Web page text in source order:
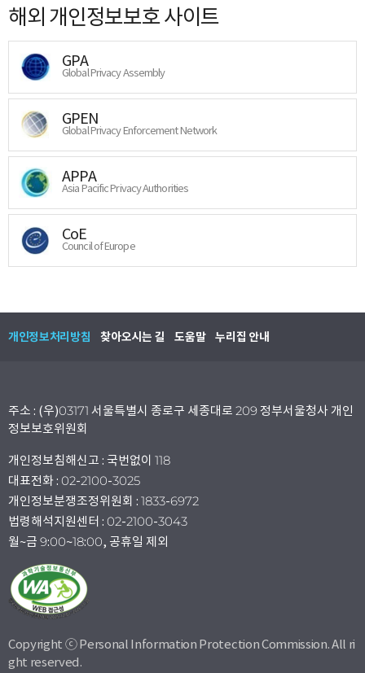
해외 개인정보보호 사이트
GPA
Global Privacy Assembly
GPEN
Global Privacy Enforcement Network
APPA
Asia Pacific Privacy Authorities
CoE
Council of Europe
개인정보처리방침 찾아오시는 길 도움말 누리집 안내
주소 : (우)03171 서울특별시 종로구 세종대로 209 정부서울청사 개인
정보보호위원회
개인정보침해신고 : 국번없이 118
대표전화 : 02-2100-3025
개인정보분쟁조정위원회 : 1833-6972
법령해석지원센터 : 02-2100-3043
월~금 9:00~18:00, 공휴일 제외
Copyright ⓒ Personal Information Protection Commission. All ri
ght reserved.